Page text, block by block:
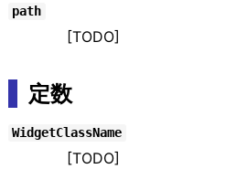
path
[TODO]
定数
WidgetClassName
[TODO]